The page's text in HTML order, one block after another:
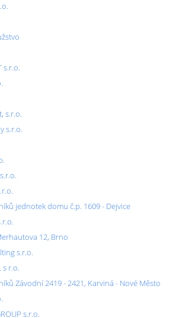
s.r.o.
s.r.o.
s.r.o.
jednotek domu č.p. 1609 - Dejvice
12, Brno
s.r.o.
s r.o.
Závodní 2419 - 2421, Karviná - Nové Město
s.r.o.